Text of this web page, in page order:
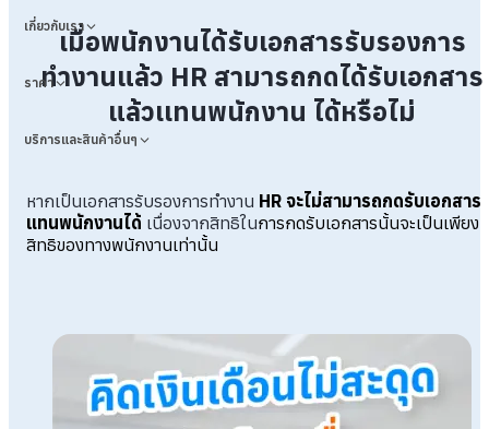
เกี่ยวกับเรา
ราคา
บริการและสินค้าอื่นๆ
เมื่อพนักงานได้รับเอกสารรับรองการ
ทำงานแล้ว HR สามารถกดได้รับเอกสาร
แล้วเเทนพนักงาน ได้หรือไม่
หากเป็นเอกสารรับรองการทำงาน HR จะไม่สามารถกดรับเอกสาร
แทนพนักงานได้ เนื่องจากสิทธิในการกดรับเอกสารนั้นจะเป็นเพียง
สิทธิของทางพนักงานเท่านั้น